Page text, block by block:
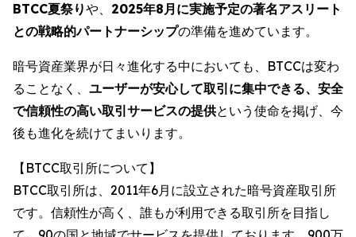
BTCC夏祭りや、 2025年8月に実施予定の著名アスリート
との戦略的パートナーシップの準備を進めています。
暗号資産業界が日々進化する中においても、BTCCは変わ
ることなく、 ユーザーが安心して取引に集中できる、安全
で信頼性の高い取引サービスの提供という使命を掲げ、今
後も進化を続けてまいります。
【BTCC取引所について】
BTCC取引所は、2011年6月に設立された暗号資産取引所
です。信頼性が高く、誰もが利用できる取引所を目指し